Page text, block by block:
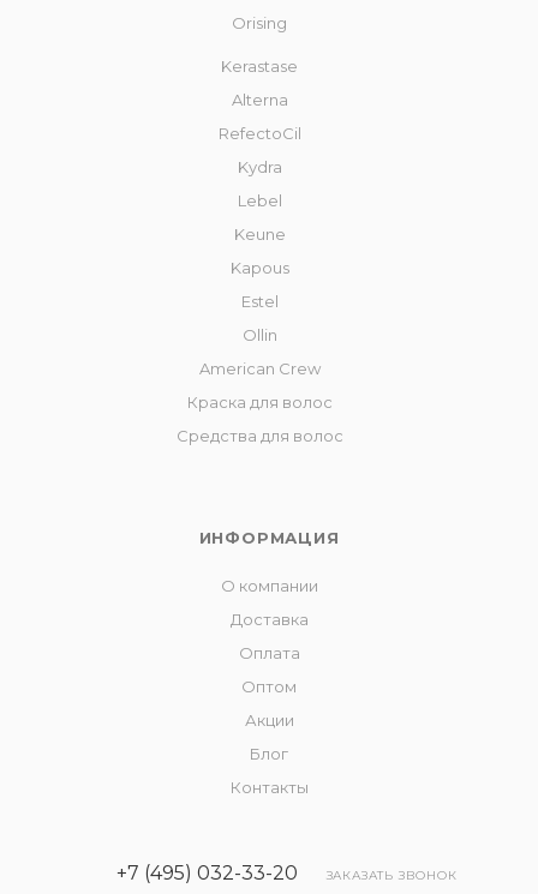
Orising
Kerastase
Alterna
RefectoCil
Kydra
Lebel
Keune
Kapous
Estel
Ollin
American Crew
Краска для волос
Средства для волос
ИНФОРМАЦИЯ
О компании
Доставка
Оплата
Оптом
Акции
Блог
Контакты
+7 (495) 032-33-20 ЗАКАЗАТЬ ЗВОНОК